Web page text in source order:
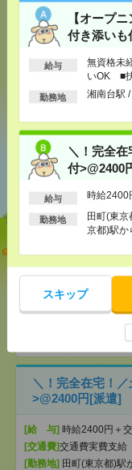
【オープ
付き添いも
給与
無資格未
いOK ■
以上
勤務地 湘南台駅
＼！完全
付>@2400
給与 時給2400
勤務地
田町(東京
京都)駅か
スキップ
メール
シェア
あなたの
いも仕事の1つ[派
[給 与]無資格未経験
OK ■扶養内OK ■日収
交通費全額支給
藤沢
＼！完全在宅！
>@2400円[派遣]
[給 与] 時給2400円＋交
[交通費]交通費実費支給
[勤務地] 田町(東京都)駅